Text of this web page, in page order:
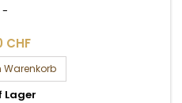
-
CHF
Warenkorb
Lager